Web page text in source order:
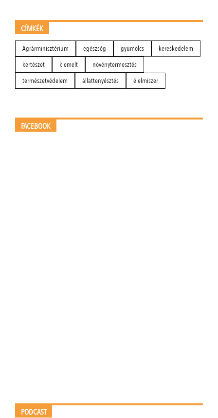
CÍMKÉK
Agrárminisztérium egészség gyümölcs
kereskedelem
kertészet
kiemelt
növénytermesztés
természetvédelem
állattenyésztés élelmiszer
FACEBOOK
PODCAST